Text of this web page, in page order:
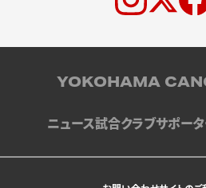
YOKOHAMA
ニュース試合クラブサポー